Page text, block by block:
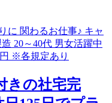
きの社宅完